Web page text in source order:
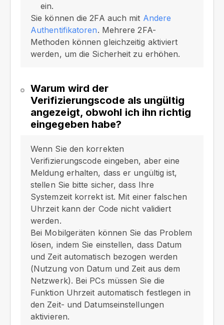
ein.
Sie können die 2FA auch mit Andere
Authentifikatoren. Mehrere 2FA-
Methoden können gleichzeitig aktiviert
werden, um die Sicherheit zu erhöhen.
Warum wird der
Verifizierungscode als ungültig
angezeigt, obwohl ich ihn richtig
eingegeben habe?
Wenn Sie den korrekten
Verifizierungscode eingeben, aber eine
Meldung erhalten, dass er ungültig ist,
stellen Sie bitte sicher, dass Ihre
Systemzeit korrekt ist. Mit einer falschen
Uhrzeit kann der Code nicht validiert
werden.
Bei Mobilgeräten können Sie das Problem
lösen, indem Sie einstellen, dass Datum
und Zeit automatisch bezogen werden
(Nutzung von Datum und Zeit aus dem
Netzwerk). Bei PCs müssen Sie die
Funktion Uhrzeit automatisch festlegen in
den Zeit- und Datumseinstellungen
aktivieren.